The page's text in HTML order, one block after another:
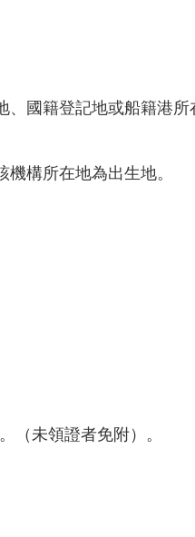
國籍登記地或船籍港所
構所在地為出生地。
（未領證者免附）。